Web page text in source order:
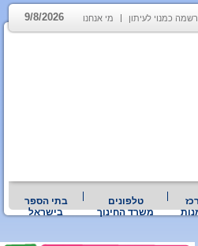
כמנוי לעיתון מי אנחנו 9/8/2026
טלפונים
משרד החינוך
בתי הספר
בישראל